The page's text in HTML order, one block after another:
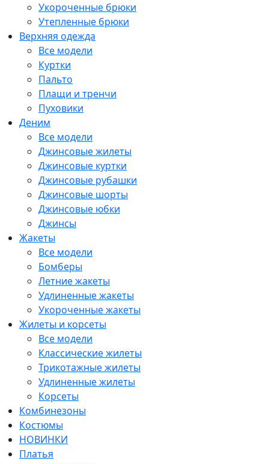
Укороченные брюки
Утепленные брюки
Верхняя одежда
Все модели
Куртки
Пальто
Плащи и тренчи
Пуховики
Деним
Все модели
Джинсовые жилеты
Джинсовые куртки
Джинсовые рубашки
Джинсовые шорты
Джинсовые юбки
Джинсы
Жакеты
Все модели
Бомберы
Летние жакеты
Удлиненные жакеты
Укороченные жакеты
Жилеты и корсеты
Все модели
Классические жилеты
Трикотажные жилеты
Удлиненные жилеты
Корсеты
Комбинезоны
Костюмы
НОВИНКИ
Платья